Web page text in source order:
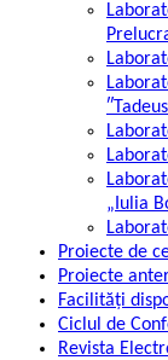
„Iulia
Proiecte de
Proiecte
Facilități
Ciclul de
Revista